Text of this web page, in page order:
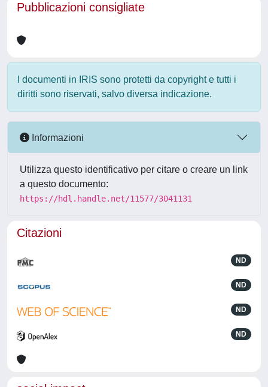
Pubblicazioni consigliate
I documenti in IRIS sono protetti da copyright e tutti i
diritti sono riservati, salvo diversa indicazione.
Informazioni
Utilizza questo identificativo per citare o creare un link
a questo documento:
https://hdl.handle.net/11577/3041131
Citazioni
ND
ND
ND
ND